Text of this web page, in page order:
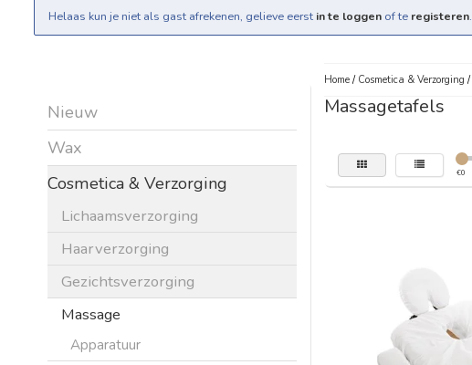
Helaas kun je niet als gast afrekenen, gelieve eerst in te loggen of te registeren.
Nieuw
Wax
Cosmetica & Verzorging
Lichaamsverzorging
Haarverzorging
Gezichtsverzorging
Massage
Apparatuur
Home/ Cosmetica & Verzorging /
Massagetafels
€0